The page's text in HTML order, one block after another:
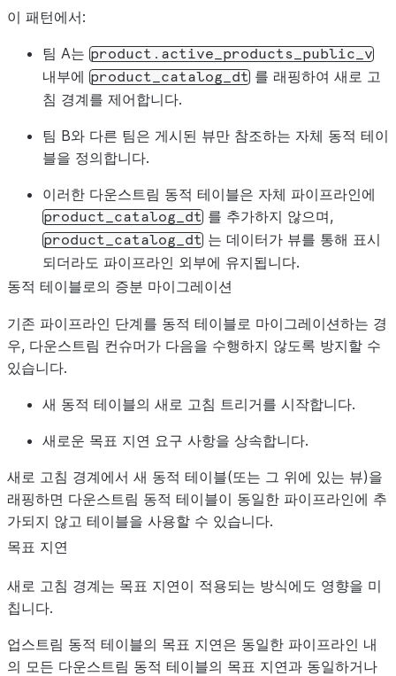
-- Team B: consumes Team A's view in their own
WAREHOUSE = analytics_wh
TARGET_LAG = '5 minutes'
.*,
product_name
FROM
analytics.clickstream_dt AS c
product.active_products_public_v AS p
c.product_id = p.product_id;
이 패턴에서:
팀 A는 product.active_products_public_v
내부에 product_catalog_dt 를 래핑하여 새로 고
침 경계를 제어합니다.
팀 B와 다른 팀은 게시된 뷰만 참조하는 자체 동적 테이
블을 정의합니다.
이러한 다운스트림 동적 테이블은 자체 파이프라인에
product_catalog_dt 를 추가하지 않으며,
product_catalog_dt 는 데이터가 뷰를 통해 표시
되더라도 파이프라인 외부에 유지됩니다.
동적 테이블로의 증분 마이그레이션
기존 파이프라인 단계를 동적 테이블로 마이그레이션하는 경
우, 다운스트림 컨슈머가 다음을 수행하지 않도록 방지할 수
있습니다.
새 동적 테이블의 새로 고침 트리거를 시작합니다.
새로운 목표 지연 요구 사항을 상속합니다.
새로 고침 경계에서 새 동적 테이블(또는 그 위에 있는 뷰)을
래핑하면 다운스트림 동적 테이블이 동일한 파이프라인에 추
가되지 않고 테이블을 사용할 수 있습니다.
목표 지연
새로 고침 경계는 목표 지연이 적용되는 방식에도 영향을 미
칩니다.
업스트림 동적 테이블의 목표 지연은 동일한 파이프라인 내
의 모든 다운스트림 동적 테이블의 목표 지연과 동일하거나